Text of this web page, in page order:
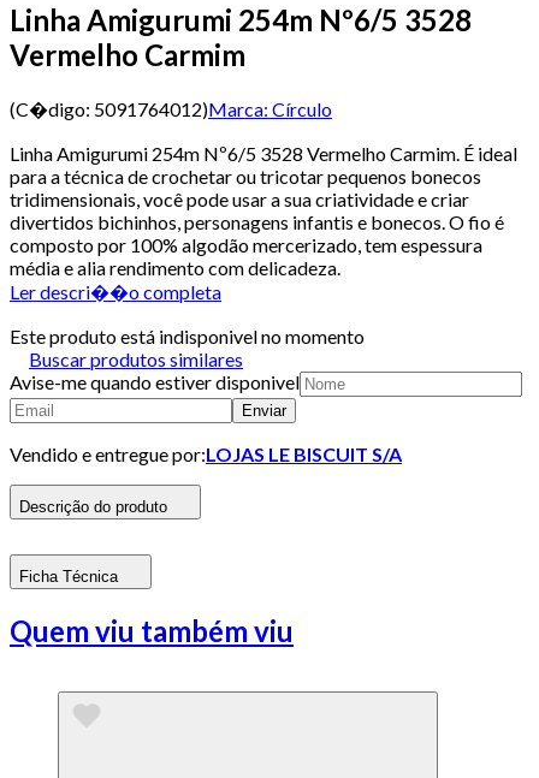
Linha Amigurumi 254m Nº6/5 3528
Vermelho Carmim
(C�digo: 5091764012)Marca: Círculo
Linha Amigurumi 254m Nº6/5 3528 Vermelho Carmim. É ideal
para a técnica de crochetar ou tricotar pequenos bonecos
tridimensionais, você pode usar a sua criatividade e criar
divertidos bichinhos, personagens infantis e bonecos. O fio é
composto por 100% algodão mercerizado, tem espessura
média e alia rendimento com delicadeza.
Ler descri��o completa
Este produto está indisponivel no momento
Buscar produtos similares
Avise-me quando estiver disponivel
Enviar
Vendido e entregue por:LOJAS LE BISCUIT S/A
Descrição do produto
Ficha Técnica
Quem viu também viu